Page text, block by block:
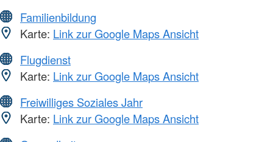
Familienbildung
Karte: Link zur Google Maps Ansicht
Flugdienst
Karte: Link zur Google Maps Ansicht
Freiwilliges Soziales Jahr
Karte: Link zur Google Maps Ansicht